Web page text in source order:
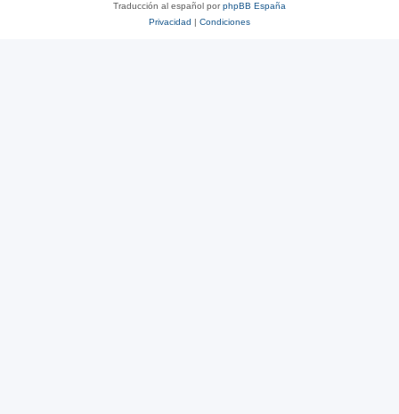
Traducción al español porphpBB España
Privacidad | Condiciones